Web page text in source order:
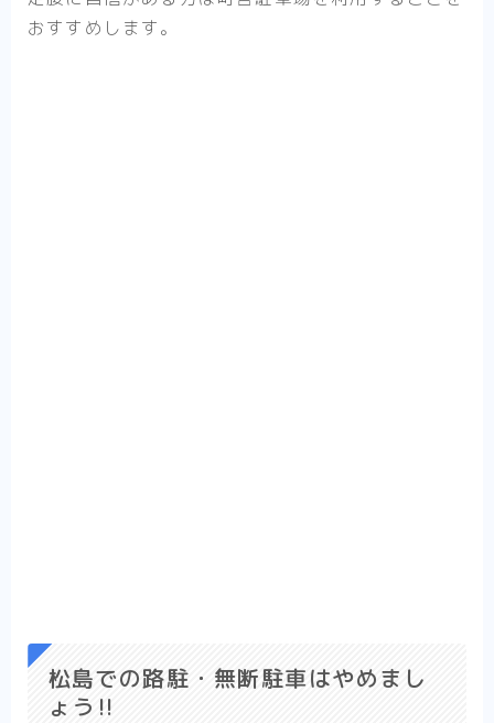
おすすめします。
松島での路駐・無断駐車はやめまし
ょう‼︎